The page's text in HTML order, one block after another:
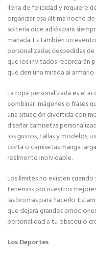
llena de felicidad y requiere
organizar esa última noche
soltería dice adiós para
manada. Es también un
personalizadas despedidas
que los invitados recordarán
que den una mirada al armario.
La ropa personalizada es el
combinar imágenes o frases
una situación divertida con
diseñar camisetas
los gustos, tallas y modelos,
corta o camisetas manga
realmente inolvidable.
Los límites no existen
tenemos por nuestros
las bromas para hacerlo.
que dejará grandes
personalidad a tu obsequio
Los Deportes